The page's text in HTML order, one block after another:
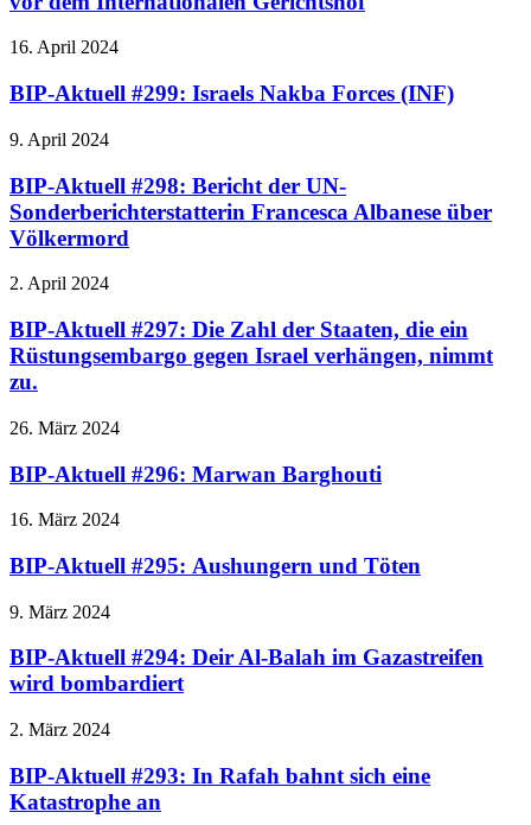
16. April 2024
BIP-Aktuell #299: Israels Nakba Forces (INF)
9. April 2024
BIP-Aktuell #298: Bericht der UN-
Sonderberichterstatterin Francesca Albanese über
Völkermord
2. April 2024
BIP-Aktuell #297: Die Zahl der Staaten, die ein
Rüstungsembargo gegen Israel verhängen, nimmt
zu.
26. März 2024
BIP-Aktuell #296: Marwan Barghouti
16. März 2024
BIP-Aktuell #295: Aushungern und Töten
9. März 2024
BIP-Aktuell #294: Deir Al-Balah im Gazastreifen
wird bombardiert
2. März 2024
BIP-Aktuell #293: In Rafah bahnt sich eine
Katastrophe an